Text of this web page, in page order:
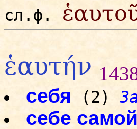
сл.ф.
ἑαυτήν
себя (2)
себе самой